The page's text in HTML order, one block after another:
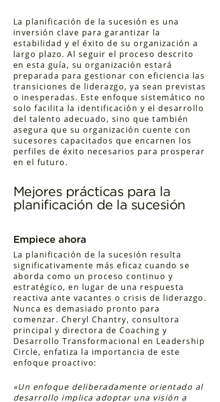
La planificación de la sucesión es una
inversión clave para garantizar la
estabilidad y el éxito de su organización a
largo plazo. Al seguir el proceso descrito
en esta guía, su organización estará
preparada para gestionar con eficiencia las
transiciones de liderazgo, ya sean previstas
o inesperadas. Este enfoque sistemático no
solo facilita la identificación y el desarrollo
del talento adecuado, sino que también
asegura que su organización cuente con
sucesores capacitados que encarnen los
perfiles de éxito necesarios para prosperar
en el futuro.
Mejores prácticas para la
planificación de la sucesión
Empiece ahora
La planificación de la sucesión resulta
significativamente más eficaz cuando se
aborda como un proceso continuo y
estratégico, en lugar de una respuesta
reactiva ante vacantes o crisis de liderazgo.
Nunca es demasiado pronto para
comenzar. Cheryl Chantry, consultora
principal y directora de Coaching y
Desarrollo Transformacional en Leadership
Circle, enfatiza la importancia de este
enfoque proactivo:
«Un enfoque deliberadamente orientado al
desarrollo implica adoptar una visión a